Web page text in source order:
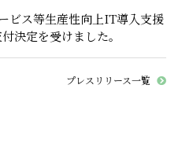
ビス等生産性向上IT導入支援
決定を受けました。
プレスリリース一覧